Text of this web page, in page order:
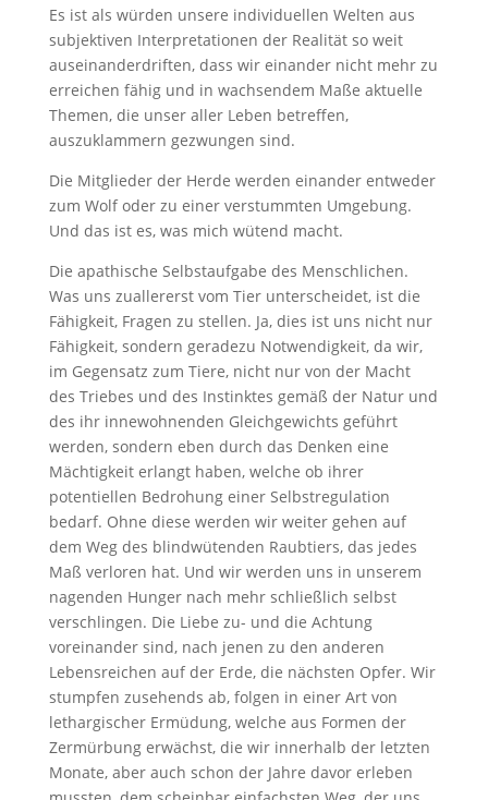
Es ist als würden unsere individuellen Welten aus
subjektiven Interpretationen der Realität so weit
auseinanderdriften, dass wir einander nicht mehr zu
erreichen fähig und in wachsendem Maße aktuelle
Themen, die unser aller Leben betreffen,
auszuklammern gezwungen sind.
Die Mitglieder der Herde werden einander entweder
zum Wolf oder zu einer verstummten Umgebung.
Und das ist es, was mich wütend macht.
Die apathische Selbstaufgabe des Menschlichen.
Was uns zuallererst vom Tier unterscheidet, ist die
Fähigkeit, Fragen zu stellen. Ja, dies ist uns nicht nur
Fähigkeit, sondern geradezu Notwendigkeit, da wir,
im Gegensatz zum Tiere, nicht nur von der Macht
des Triebes und des Instinktes gemäß der Natur und
des ihr innewohnenden Gleichgewichts geführt
werden, sondern eben durch das Denken eine
Mächtigkeit erlangt haben, welche ob ihrer
potentiellen Bedrohung einer Selbstregulation
bedarf. Ohne diese werden wir weiter gehen auf
dem Weg des blindwütenden Raubtiers, das jedes
Maß verloren hat. Und wir werden uns in unserem
nagenden Hunger nach mehr schließlich selbst
verschlingen. Die Liebe zu- und die Achtung
voreinander sind, nach jenen zu den anderen
Lebensreichen auf der Erde, die nächsten Opfer. Wir
stumpfen zusehends ab, folgen in einer Art von
lethargischer Ermüdung, welche aus Formen der
Zermürbung erwächst, die wir innerhalb der letzten
Monate, aber auch schon der Jahre davor erleben